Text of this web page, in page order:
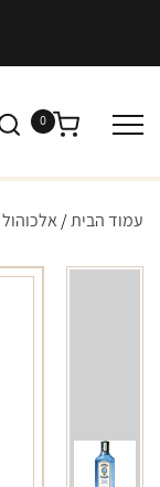
0
עמוד הבית/ אלכוהול